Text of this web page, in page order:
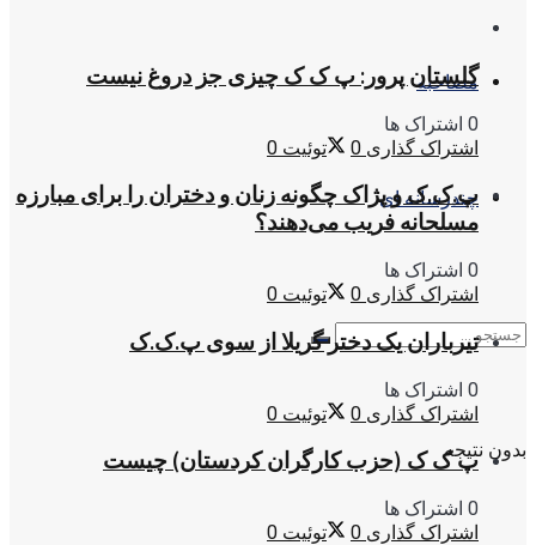
مصاحبه
چندرسانه ای
بدون نتیجه
گلستان پرور: پ ک ک چیزی جز دروغ نیست
0 اشتراک ها
اشتراک گذاری 0 توئیت 0
پ.ک.ک و پژاک چگونه زنان و دختران را برای مبارزه
مسلحانه فریب می‌دهند؟
0 اشتراک ها
اشتراک گذاری 0 توئیت 0
تیرباران یک دختر گریلا از سوی پ.ک.ک
0 اشتراک ها
اشتراک گذاری 0 توئیت 0
پ ک ک (حزب کارگران کردستان) چیست
0 اشتراک ها
اشتراک گذاری 0 توئیت 0